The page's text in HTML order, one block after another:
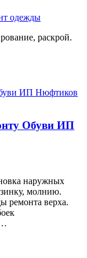
одежды
раскрой.
Обуви ИП
наружных
молнию.
ремонта верха.